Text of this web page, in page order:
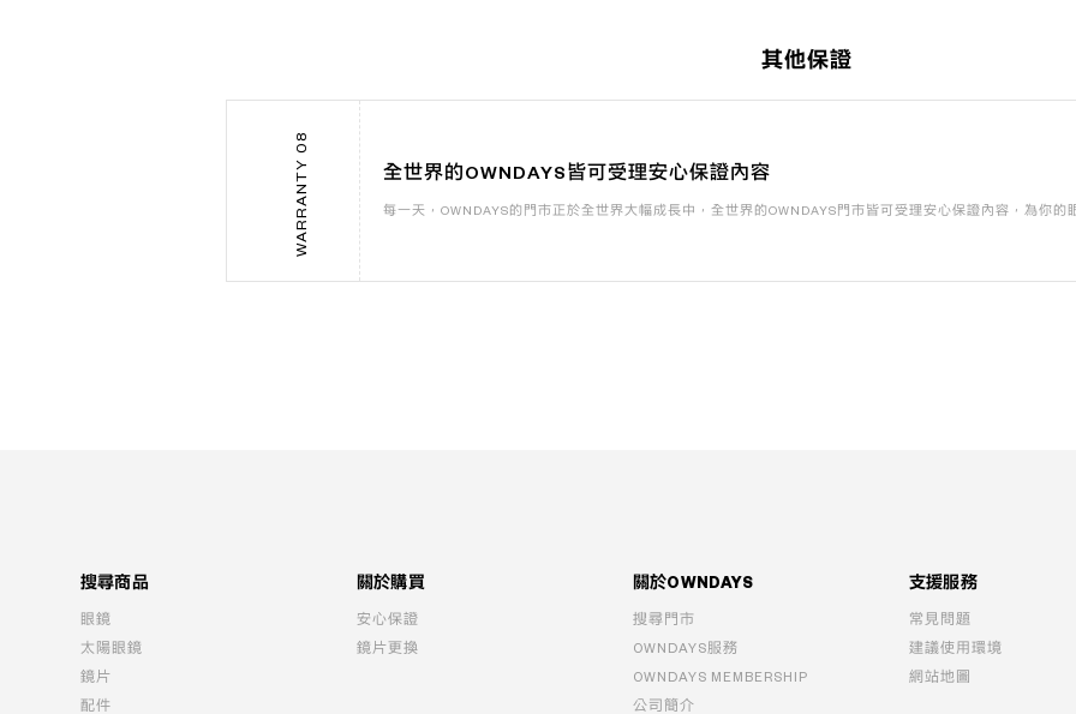
其他保證
WARRANTY 08 全世界的OWNDAYS皆可受理安心保證內容
每一天，OWNDAYS的門市正於全世界大幅成長中，全世界的OWNDAYS門市皆可受理安心保證內容，為你的
搜尋商品
眼鏡
太陽眼鏡
鏡片
配件
關於購買
安心保證
鏡片更換
關於OWNDAYS
搜尋門市
OWNDAYS服務
OWNDAYS MEMBERSHIP
公司簡介
支援服務
常見問題
建議使用環境
網站地圖